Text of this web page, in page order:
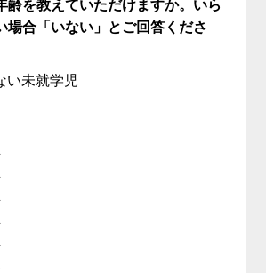
齢を教えていただけますか。いら
場合「いない」とご回答くださ
い未就学児